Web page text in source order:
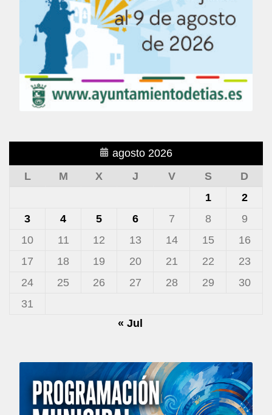
agosto 2026
L
M X J V S
D
1
2
3
4 5 6 7 8
9
10
11 12 13 14 15
16
17
18 19 20 21 22
23
24
25 26 27 28 29
30
31
« Jul